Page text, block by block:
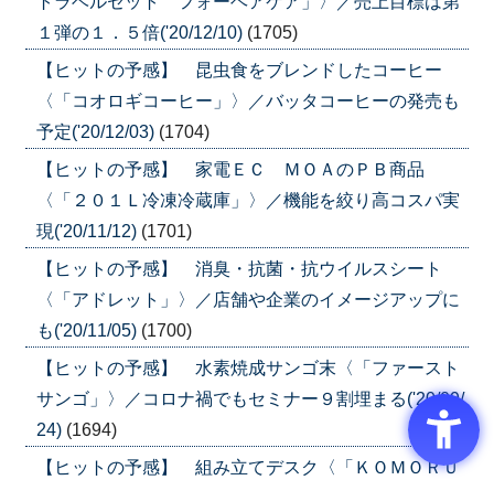
１弾の１．５倍('20/12/10) (1705)
【ヒットの予感】 昆虫食をブレンドしたコーヒー
〈「コオロギコーヒー」〉／バッタコーヒーの発売も
予定('20/12/03) (1704)
【ヒットの予感】 家電ＥＣ ＭＯＡのＰＢ商品
〈「２０１Ｌ冷凍冷蔵庫」〉／機能を絞り高コスパ実
現('20/11/12) (1701)
【ヒットの予感】 消臭・抗菌・抗ウイルスシート
〈「アドレット」〉／店舗や企業のイメージアップに
も('20/11/05) (1700)
【ヒットの予感】 水素焼成サンゴ末〈「ファースト
サンゴ」〉／コロナ禍でもセミナー９割埋まる('20/09/
24) (1694)
【ヒットの予感】 組み立てデスク〈「ＫＯＭＯＲＵ